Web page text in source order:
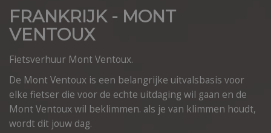
FRANKRIJK - MONT
VENTOUX
Fietsverhuur Mont Ventoux.
De Mont Ventoux is een belangrijke uitvalsbasis voor
elke fietser die voor de echte uitdaging wil gaan en de
Mont Ventoux wil beklimmen. als je van klimmen houdt,
wordt dit jouw dag.